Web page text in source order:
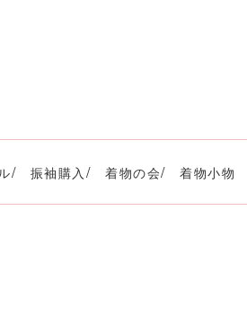
振袖購入 着物の会 着物小物